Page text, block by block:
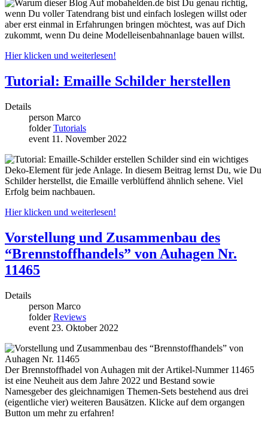
Auf mobahelden.de bist Du genau richtig,
wenn Du voller Tatendrang bist und einfach loslegen willst oder
aber erst einmal in Erfahrungen bringen möchtest, was auf Dich
zukommt, wenn Du deine Modelleisenbahnanlage bauen willst.
Hier klicken und weiterlesen!
Tutorial: Emaille Schilder herstellen
Details
person Marco
folder Tutorials
event 11. November 2022
Schilder sind ein wichtiges
Deko-Element für jede Anlage. In diesem Beitrag lernst Du, wie Du
Schilder herstellst, die Emaille verblüffend ähnlich sehene. Viel
Erfolg beim nachbauen.
Hier klicken und weiterlesen!
Vorstellung und Zusammenbau des
“Brennstoffhandels” von Auhagen Nr.
11465
Details
person Marco
folder Reviews
event 23. Oktober 2022
Der Brennstoffhadel von Auhagen mit der Artikel-Nummer 11465
ist eine Neuheit aus dem Jahre 2022 und Bestand sowie
Namesgeber des gleichnamigen Themen-Sets bestehend aus drei
(eigentliche vier) weiteren Bausätzen. Klicke auf dem organgen
Button um mehr zu erfahren!